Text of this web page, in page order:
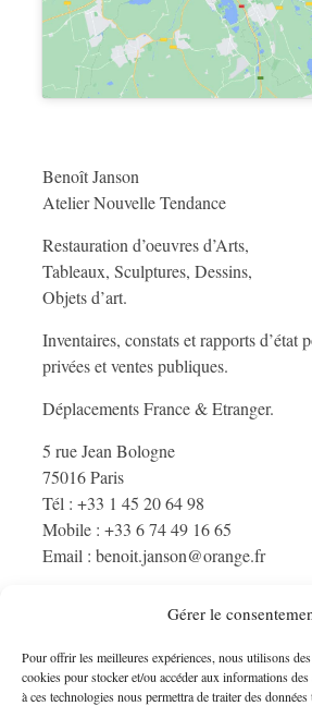
Gérer le
Pour offrir les meilleures expériences, nous utilisons
cookies pour stocker et/ou accéder aux informations
à ces technologies nous permettra de traiter des
Benoît Janson
Atelier Nouvelle Tendance
Restauration d’oeuvres d’Arts,
Tableaux, Sculptures, Dessins,
Objets d’art.
Inventaires, constats et rapports d’état
privées et ventes publiques.
Déplacements France & Etranger.
5 rue Jean Bologne
75016 Paris
Tél : +33 1 45 20 64 98
Mobile : +33 6 74 49 16 65
Email : benoit.janson@orange.fr
CONTACTEZ-NOUS